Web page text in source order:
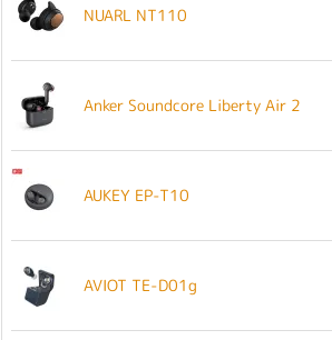
NUARL NT110
Anker Soundcore Liberty Air 2
AUKEY EP-T10
AVIOT TE-D01g